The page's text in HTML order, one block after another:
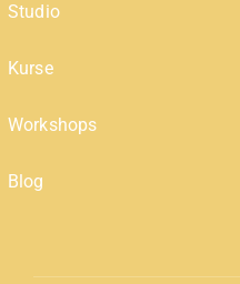
Studio
Kurse
Workshops
Blog